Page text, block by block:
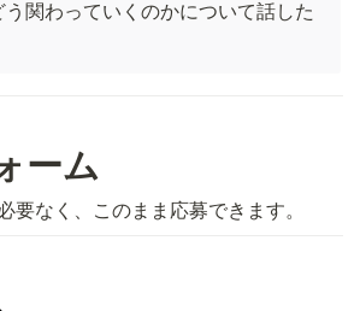
う関わっていくのかについて話した
ーム
要なく、このまま応募できます。